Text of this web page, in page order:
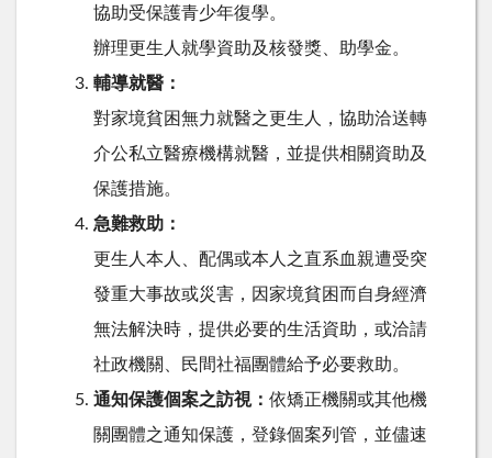
協助受保護青少年復學。
辦理更生人就學資助及核發獎、助學金。
輔導就醫：
對家境貧困無力就醫之更生人，協助洽送轉
介公私立醫療機構就醫，並提供相關資助及
保護措施。
急難救助：
更生人本人、配偶或本人之直系血親遭受突
發重大事故或災害，因家境貧困而自身經濟
無法解決時，提供必要的生活資助，或洽請
社政機關、民間社福團體給予必要救助。
通知保護個案之訪視： 依矯正機關或其他機
關團體之通知保護，登錄個案列管，並儘速